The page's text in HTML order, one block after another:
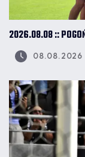
2026.08.08 ::
08.08.2026